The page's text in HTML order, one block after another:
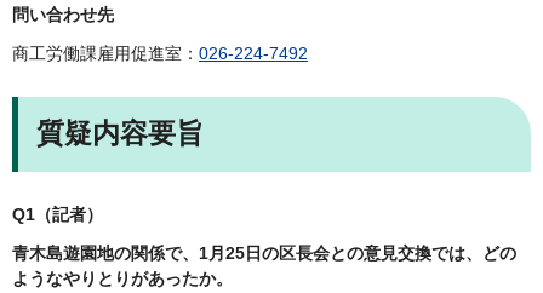
問い合わせ先
商工労働課雇用促進室： 026-224-7492
質疑内容要旨
​​Q1（記者）
青木島遊園地の関係で、1月25日の区長会との意見交換では、どの
ようなやりとりがあったか。